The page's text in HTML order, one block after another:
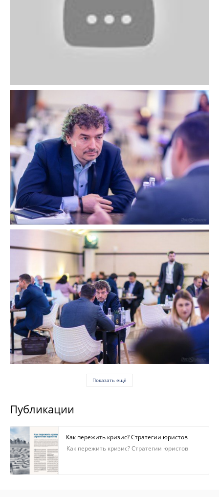
Показать ещё
Публикации
Как пережить кризис? Стратегии юристов
Как пережить кризис? Стратегии юристов